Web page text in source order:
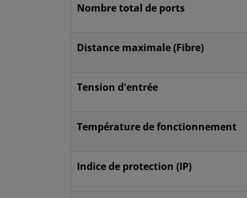
Nombre total de ports
Distance maximale (Fibre)
Tension d'entrée
Température de fonctionnement
Indice de protection (IP)